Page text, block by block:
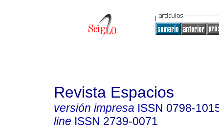
Revista Espacios
versión impresa ISSN 0798-
line ISSN 2739-0071